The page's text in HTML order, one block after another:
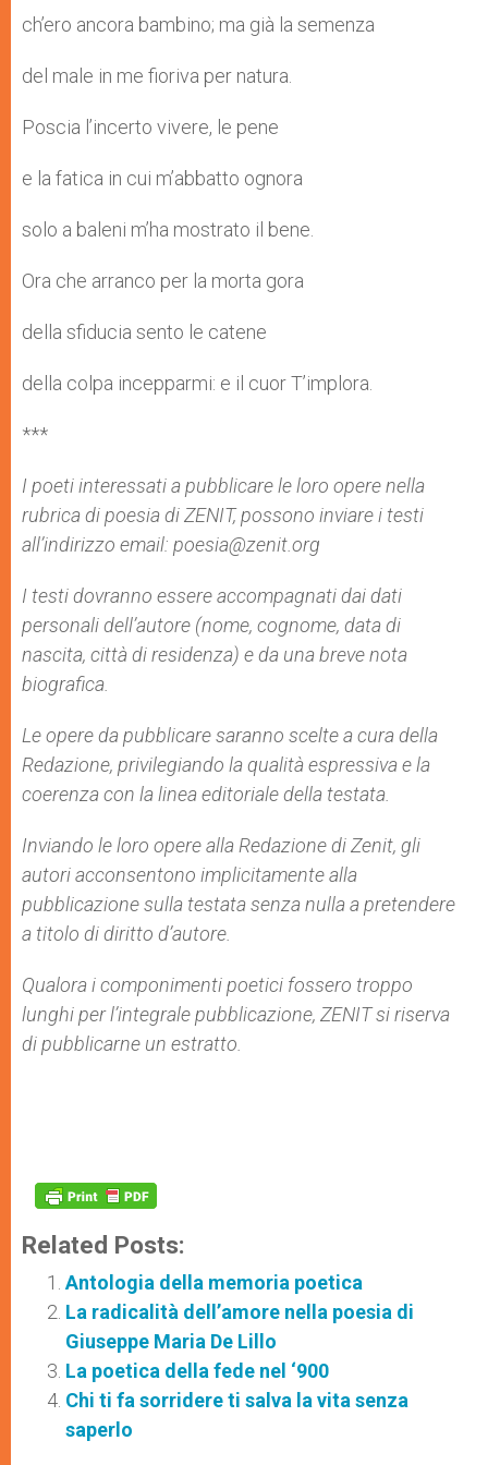
ch’ero ancora bambino; ma già la semenza
del male in me fioriva per natura.
Poscia l’incerto vivere, le pene
e la fatica in cui m’abbatto ognora
solo a baleni m’ha mostrato il bene.
Ora che arranco per la morta gora
della sfiducia sento le catene
della colpa incepparmi: e il cuor T’implora.
***
I poeti interessati a pubblicare le loro opere nella
rubrica di poesia di ZENIT, possono inviare i testi
all’indirizzo email: poesia@zenit.org
I testi dovranno essere accompagnati dai dati
personali dell’autore (nome, cognome, data di
nascita, città di residenza) e da una breve nota
biografica.
Le opere da pubblicare saranno scelte a cura della
Redazione, privilegiando la qualità espressiva e la
coerenza con la linea editoriale della testata.
Inviando le loro opere alla Redazione di Zenit, gli
autori acconsentono implicitamente alla
pubblicazione sulla testata senza nulla a pretendere
a titolo di diritto d’autore.
Qualora i componimenti poetici fossero troppo
lunghi per l’integrale pubblicazione, ZENIT si riserva
di pubblicarne un estratto.
Related Posts:
Antologia della memoria poetica
La radicalità dell’amore nella poesia di
Giuseppe Maria De Lillo
La poetica della fede nel ‘900
Chi ti fa sorridere ti salva la vita senza
saperlo